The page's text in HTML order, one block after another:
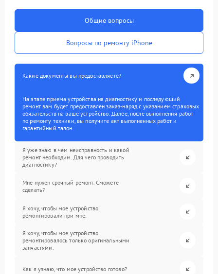
Общие вопросы
Вопросы по ремонту iPhone
Какие документы вы предоставляете?
На этапе приема устройства на диагностику и последующий
ремонт вам будет предоставлен заказ-наряд с указанием страховых
обязательств на ваше устройство. Далее, после выполнения работ
по ремонту техники, вы получите акт выполненных работ и
гарантийный талон.
Я уже знаю в чем неисправность и какой
ремонт необходим. Для чего проводить
диагностику?
Мне нужен срочный ремонт. Сможете
сделать?
Я хочу, чтобы мое устройство
ремонтировали при мне.
Я хочу, чтобы мое устройство
ремонтировалось только оригинальными
запчастями.
Как я узнаю, что мое устройство готово?